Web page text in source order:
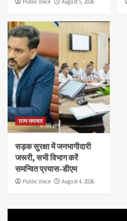
Public Voice August 5, 2026
राज्य समाचार
सड़क सुरक्षा में जनभागीदारी
जरूरी, सभी विभाग करें
समन्वित प्रयास-डीएम
Public Voice August 4, 2026